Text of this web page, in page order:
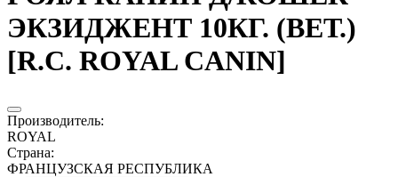
ЭКЗИДЖЕНТ 10КГ. (ВЕТ.)
[R.C. ROYAL CANIN]
Производитель:
ROYAL
Страна:
ФРАНЦУЗСКАЯ РЕСПУБЛИКА